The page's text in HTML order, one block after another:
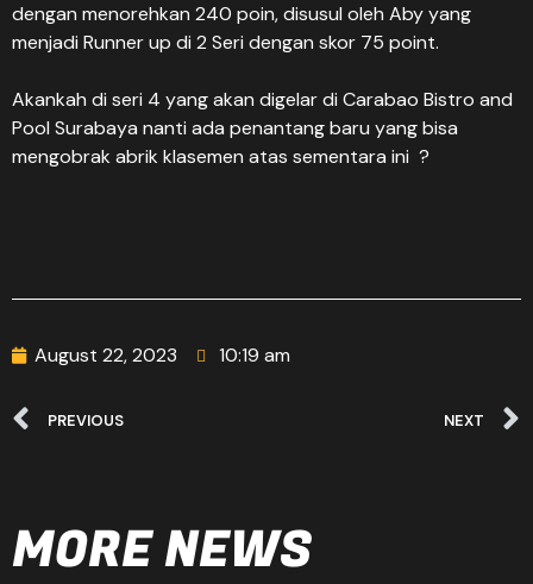
dengan menorehkan 240 poin, disusul oleh Aby yang
menjadi Runner up di 2 Seri dengan skor 75 point.
Akankah di seri 4 yang akan digelar di Carabao Bistro and
Pool Surabaya nanti ada penantang baru yang bisa
mengobrak abrik klasemen atas sementara ini ?
August 22, 2023 10:19 am
PREVIOUS NEXT
MORE NEWS